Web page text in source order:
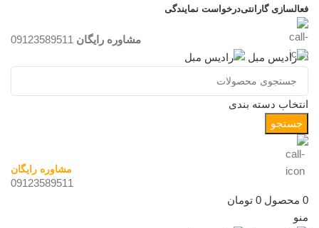
فعالسازی گارانتیدرخواست نمایندگی
مشاوره رایگان
انتخاب دسته بندی
جستجو
مشاوره رایگان
09123589511
0 محصول 0 تومان
منو